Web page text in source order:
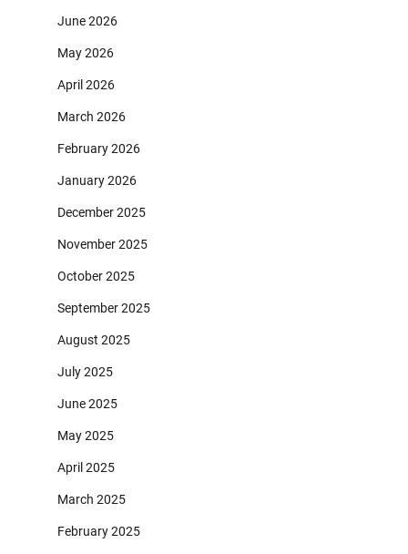
June 2026
May 2026
April 2026
March 2026
February 2026
January 2026
December 2025
November 2025
October 2025
September 2025
August 2025
July 2025
June 2025
May 2025
April 2025
March 2025
February 2025